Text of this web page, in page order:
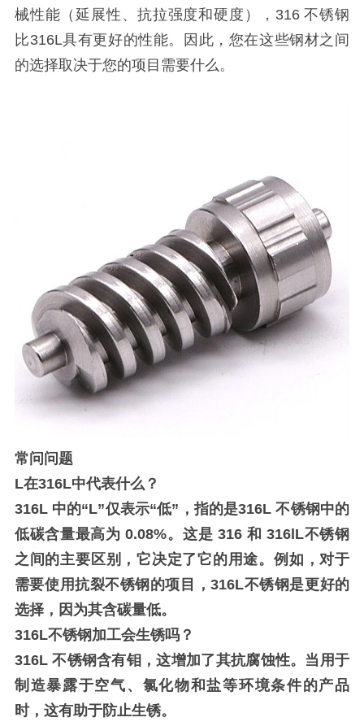
械性能（延展性、抗拉强度和硬度），316 不锈钢
比316L具有更好的性能。因此，您在这些钢材之间
的选择取决于您的项目需要什么。
常问问题
L在316L中代表什么？
316L 中的“L”仅表示“低”，指的是316L 不锈钢中的
低碳含量最高为 0.08%。这是 316 和 316lL不锈钢
之间的主要区别，它决定了它的用途。例如，对于
需要使用抗裂不锈钢的项目，316L不锈钢是更好的
选择，因为其含碳量低。
316L不锈钢加工会生锈吗？
316L 不锈钢含有钼，这增加了其抗腐蚀性。当用于
制造暴露于空气、氯化物和盐等环境条件的产品
时，这有助于防止生锈。